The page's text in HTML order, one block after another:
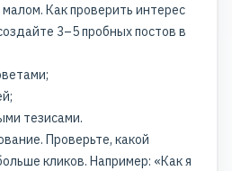
Как проверить интерес
3–5 пробных постов в
тезисами.
Проверьте, какой
кликов. Например: «Как я